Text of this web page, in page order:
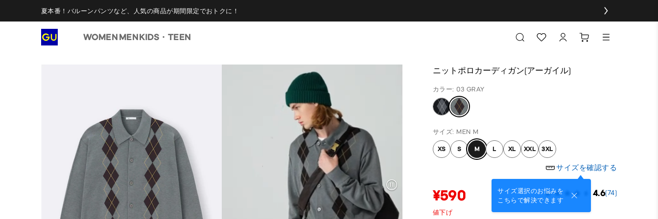
夏本番！バルーンパンツなど、人気の商品が期間限定でおトクに！
WOMEN MENKIDS・TEEN
ニットポロカーディガン(アーガイル)
カラー: 03 GRAY
サイズ: MEN M
XS S M L XL XXL 3XL
サイズを確認する
サイズ選択のお悩みを
こちらで解決できます
¥590 4.6(74)
値下げ